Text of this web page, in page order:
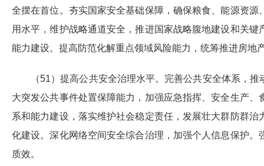
全摆在首位。夯实国家安全基础保障，确保粮食、能源资
用水平，维护战略通道安全，推进国家战略腹地建设和关
能力建设。提高防范化解重点领域风险能力，统筹推进房
（51）提高公共安全治理水平。完善公共安全体系，
大突发公共事件处置保障能力，加强应急指挥、安全生产
系和能力建设，落实维护社会稳定责任，发展壮大群防群
化建设。深化网络空间安全综合治理，加强个人信息保护
质效。